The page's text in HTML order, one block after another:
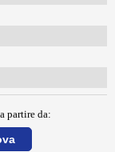
partire da: